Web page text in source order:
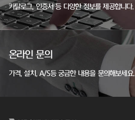
카탈로그, 인증서 등 다양한 정보를 제공합니다.
온라인 문의
가격, 설치, A/S등 궁금한 내용을 문의해보세요.